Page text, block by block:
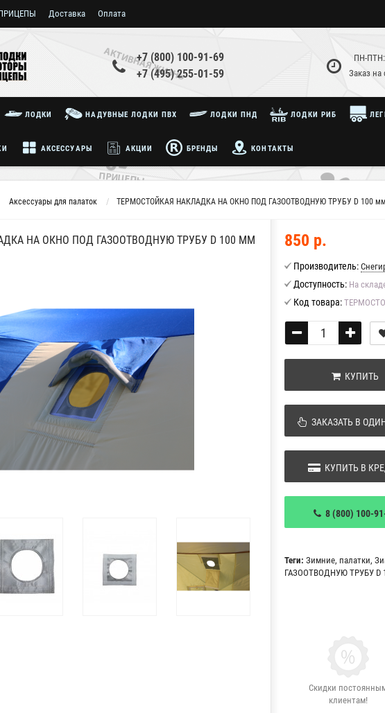
Доставка Оплата
+7 (800) 100-91-69
+7 (495) 255-01-59
ПН-ПТН:
Заказ на
ЛОДКИ НАДУВНЫЕ ЛОДКИ ПВХ ЛОДКИ ПНД ЛОДКИ РИБ
АКСЕССУАРЫ АКЦИИ БРЕНДЫ КОНТАКТЫ
Аксессуары для палаток ТЕРМОСТОЙКАЯ НАКЛАДКА НА ОКНО ПОД ГАЗООТВОДНУЮ ТРУБУ D 100 мм
НА ОКНО ПОД ГАЗООТВОДНУЮ ТРУБУ D 100 ММ 850 р.
Производитель:
Доступность: На
Код товара:
КУПИТЬ
ЗАКАЗАТЬ В
КУПИТЬ В
8 (800) 100-
Теги: Зимние, палатки,
ГАЗООТВОДНУЮ ТРУБУ D
Скидки
клиентам!